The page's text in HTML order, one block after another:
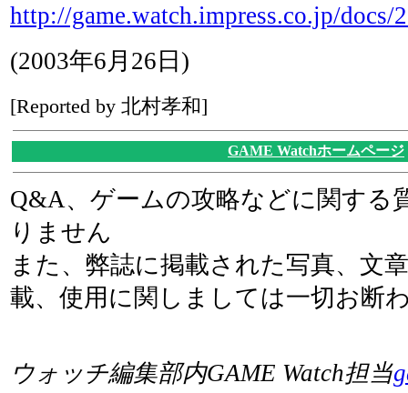
http://game.watch.impress.co.jp/docs/
(2003年6月26日)
[Reported by 北村孝和]
GAME Watchホームページ
Q&A、ゲームの攻略などに関する
りません
また、弊誌に掲載された写真、文
載、使用に関しましては一切お断
ウォッチ編集部内GAME Watch担当